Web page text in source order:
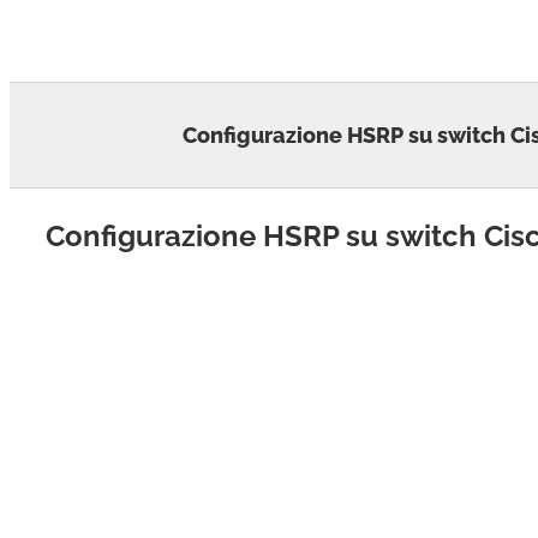
Configurazione HSRP su switch
Configurazione HSRP su switch